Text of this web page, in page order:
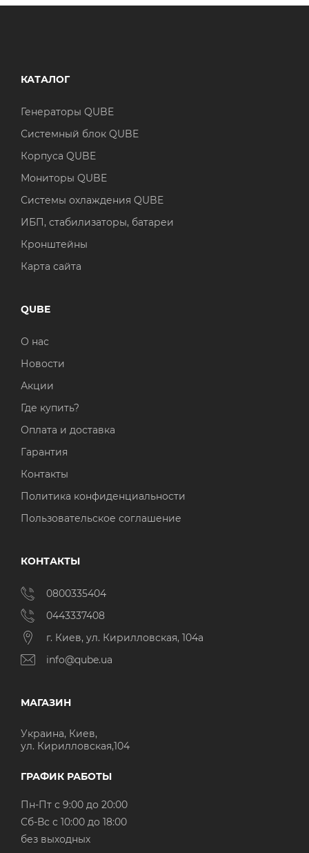
КАТАЛОГ
Генераторы QUBE
Системный блок QUBE
Корпуса QUBE
Мониторы QUBE
Системы охлаждения QUBE
ИБП, стабилизаторы, батареи
Кронштейны
Карта сайта
QUBE
О нас
Новости
Акции
Где купить?
Оплата и доставка
Гарантия
Контакты
Политика конфиденциальности
Пользовательское соглашение
КОНТАКТЫ
0800335404
0443337408
г. Киев, ул. Кирилловская, 104а
info@qube.ua
МАГАЗИН
Украина, Киев,
ул. Кирилловская,104
ГРАФИК РАБОТЫ
Пн-Пт с 9:00 до 20:00
Cб-Вс с 10:00 до 18:00
без выходных